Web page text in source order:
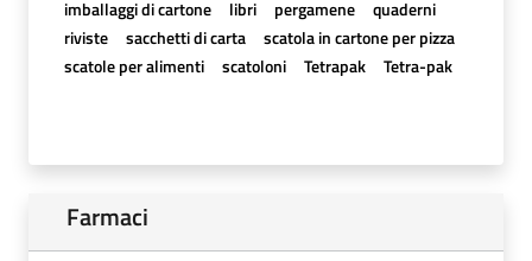
imballaggi di cartone
libri pergamene
quaderni
riviste
sacchetti di carta
scatola in cartone per pizza
scatole per alimenti
scatoloni Tetrapak Tetra-pak
Farmaci